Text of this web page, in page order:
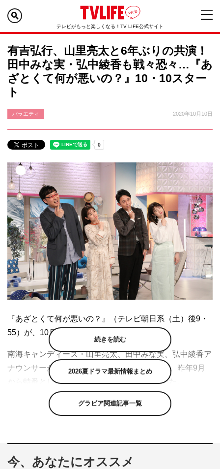
テレビがもっと楽しくなる！TV LIFE公式サイト
有吉弘行、山里亮太と6年ぶりの共演！
田中みな実・弘中綾香も戦々恐々…『あ
ざとくて何が悪いの？』10・10スター
ト
バラエティ 2020年10月10日
『あざとくて何が悪いの？』（テレビ朝日系（土）後9・
55）が、10月10日にレギュラースタートする。
南海キャンディーズ・山里亮太、田中みな実、弘中綾香ア
ナウンサーが“あざとさ”について語り合う番組。昨年9月
から特番として3度放送され、人気を博していた。
続きを読む
2026夏ドラマ最新情報まとめ
グラビア関連記事一覧
今、あなたにオススメ